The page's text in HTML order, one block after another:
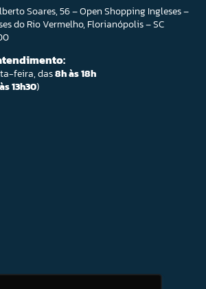
Soares, 56 – Open Shopping Ingleses –
do Rio Vermelho, Florianópolis – SC
feira, das8h às 18h
13h30)